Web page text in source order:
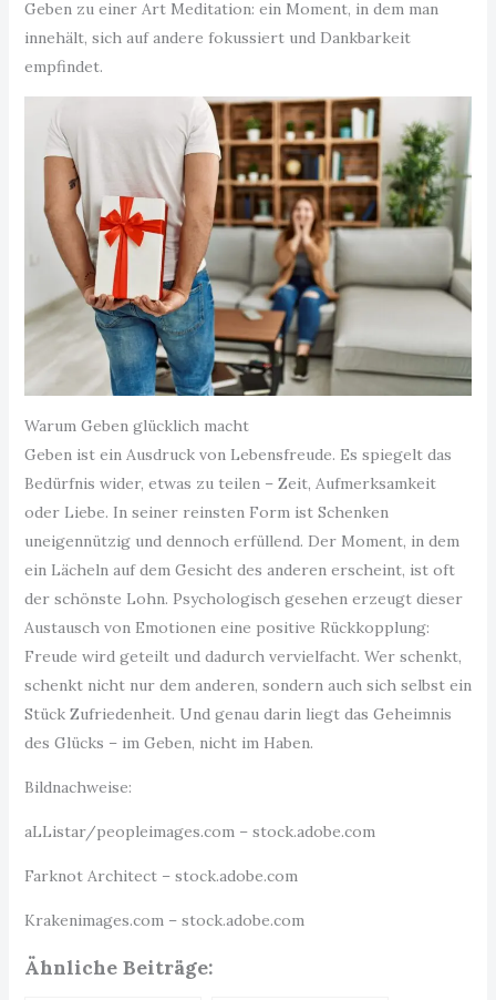
Geben zu einer Art Meditation: ein Moment, in dem man
innehält, sich auf andere fokussiert und Dankbarkeit
empfindet.
Warum Geben glücklich macht
Geben ist ein Ausdruck von Lebensfreude. Es spiegelt das
Bedürfnis wider, etwas zu teilen – Zeit, Aufmerksamkeit
oder Liebe. In seiner reinsten Form ist Schenken
uneigennützig und dennoch erfüllend. Der Moment, in dem
ein Lächeln auf dem Gesicht des anderen erscheint, ist oft
der schönste Lohn. Psychologisch gesehen erzeugt dieser
Austausch von Emotionen eine positive Rückkopplung:
Freude wird geteilt und dadurch vervielfacht. Wer schenkt,
schenkt nicht nur dem anderen, sondern auch sich selbst ein
Stück Zufriedenheit. Und genau darin liegt das Geheimnis
des Glücks – im Geben, nicht im Haben.
Bildnachweise:
aLListar/peopleimages.com – stock.adobe.com
Farknot Architect – stock.adobe.com
Krakenimages.com – stock.adobe.com
Ähnliche Beiträge: